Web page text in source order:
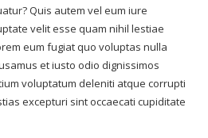
Quis autem vel eum iure
velit esse quam nihil lestiae
eum fugiat quo voluptas nulla
et iusto odio dignissimos
voluptatum deleniti atque corrupti
excepturi sint occaecati cupiditate